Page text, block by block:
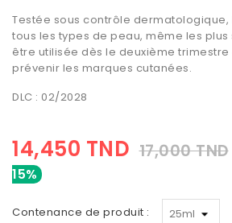
Testée sous contrôle dermatologique,
tous les types de peau, même les
être utilisée dès le deuxième
prévenir les marques cutanées.
DLC : 02/2028
14,450 TND 17,000 TND
15%
Contenance de produit :